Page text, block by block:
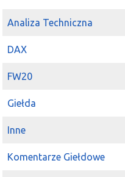
Analiza Techniczna
DAX
FW20
Giełda
Inne
Komentarze Giełdowe